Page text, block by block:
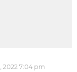
2022 7:04 pm